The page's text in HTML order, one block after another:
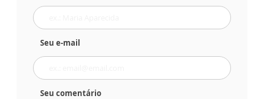
Seu e-mail
Seu comentário